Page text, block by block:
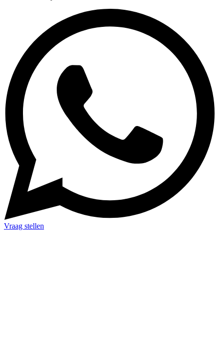
Vraag stellen